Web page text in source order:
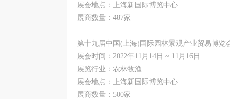
展会地点：上海新国际博览中心
展商数量：487家
第十九届中国(上海)国际园林景观产业贸易博览
展会时间：2022年11月14日 ~ 11月16日
展览行业：农林牧渔
展会地点：上海新国际博览中心
展商数量：500家